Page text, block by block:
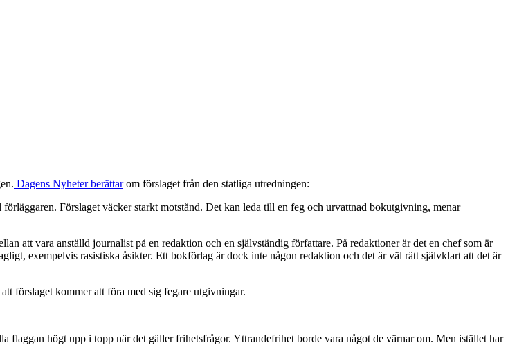
Dagens Nyheter berättarom förslaget från den statliga utredningen:
Förslaget väcker starkt motstånd. Det kan leda till en feg och urvattnad bokutgivning, menar
att vara anställd journalist på en redaktion och en självständig författare. På redaktioner är det en chef som är
exempelvis rasistiska åsikter. Ett bokförlag är dock inte någon redaktion och det är väl rätt självklart att det är
förslaget kommer att föra med sig fegare utgivningar.
flaggan högt upp i topp när det gäller frihetsfrågor. Yttrandefrihet borde vara något de värnar om. Men istället har